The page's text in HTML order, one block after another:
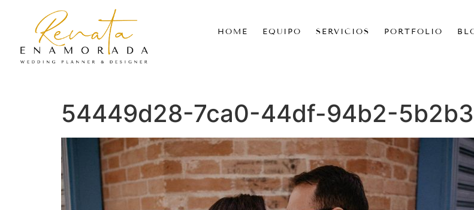
HOME EQUIPO SERVICIOS PORTFOLIO
54449d28-7ca0-44df-94b2-